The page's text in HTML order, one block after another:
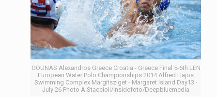
GOUNAS Alexandros Greece Croatia - Greece Final 5-6th LEN
European Water Polo Championships 2014 Alfred Hajos
Swimming Complex Margitsziget - Margaret Island Day13 -
July 26 Photo A.Staccioli/Insidefoto/Deepbluemedia